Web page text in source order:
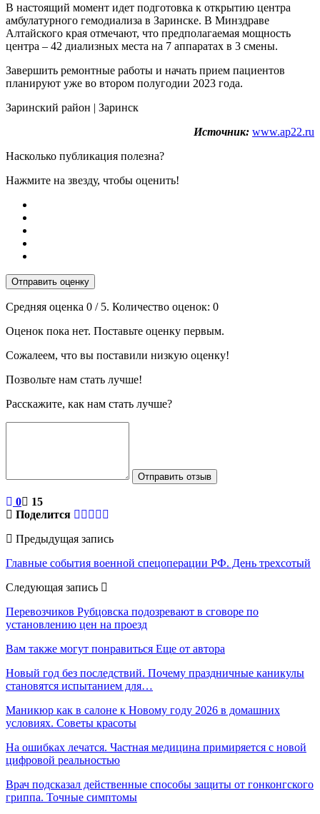
В настоящий момент идет подготовка к открытию центра
амбулатурного гемодиализа в Заринске. В Минздраве
Алтайского края отмечают, что предполагаемая мощность
центра – 42 диализных места на 7 аппаратах в 3 смены.
Завершить ремонтные работы и начать прием пациентов
планируют уже во втором полугодии 2023 года.
Заринский район | Заринск
Источник: www.ap22.ru
Насколько публикация полезна?
Нажмите на звезду, чтобы оценить!
Отправить оценку
Средняя оценка 0 / 5. Количество оценок: 0
Оценок пока нет. Поставьте оценку первым.
Сожалеем, что вы поставили низкую оценку!
Позвольте нам стать лучше!
Расскажите, как нам стать лучше?
Отправить отзыв
0
15
Поделится
Предыдущая запись
Главные события военной спецоперации РФ. День трехсотый
Следующая запись
Перевозчиков Рубцовска подозревают в сговоре по
установлению цен на проезд
Вам также могут понравиться Еще от автора
Новый год без последствий. Почему праздничные каникулы
становятся испытанием для…
Маникюр как в салоне к Новому году 2026 в домашних
условиях. Советы красоты
На ошибках лечатся. Частная медицина примиряется с новой
цифровой реальностью
Врач подсказал действенные способы защиты от гонконгского
гриппа. Точные симптомы